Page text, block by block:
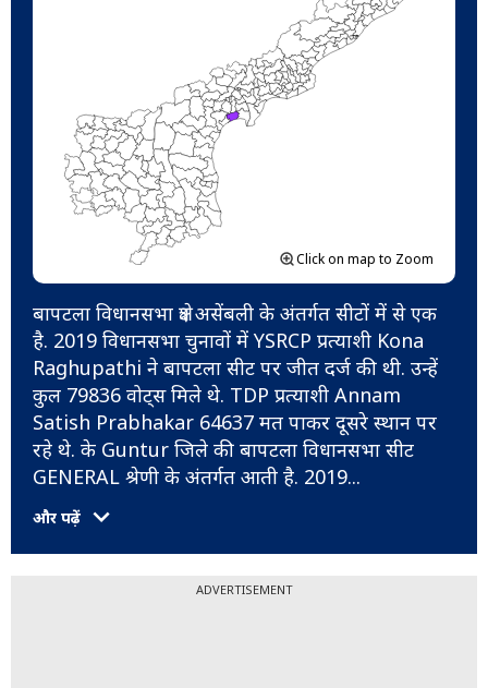
Click on map to Zoom
बापटला विधानसभा क्षेत्र असेंबली के अंतर्गत सीटों में से एक
है. 2019 विधानसभा चुनावों में YSRCP प्रत्याशी Kona
Raghupathi ने बापटला सीट पर जीत दर्ज की थी. उन्हें
कुल 79836 वोट्स मिले थे. TDP प्रत्याशी Annam
Satish Prabhakar 64637 मत पाकर दूसरे स्थान पर
रहे थे. के Guntur जिले की बापटला विधानसभा सीट
GENERAL श्रेणी के अंतर्गत आती है. 2019...
और पढ़ें
ADVERTISEMENT